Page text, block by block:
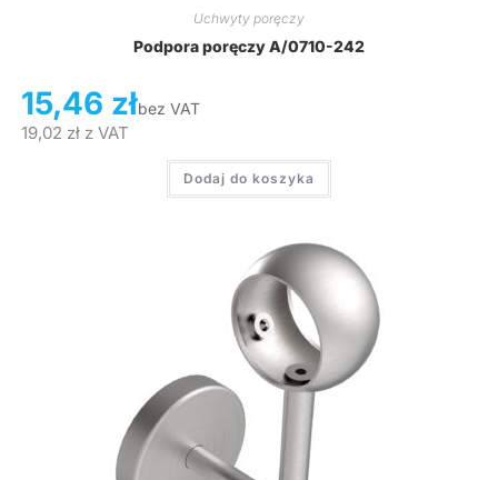
Uchwyty poręczy
Podpora poręczy A/0710-242
15,46 złbez VAT
19,02 złz VAT
Dodaj do koszyka